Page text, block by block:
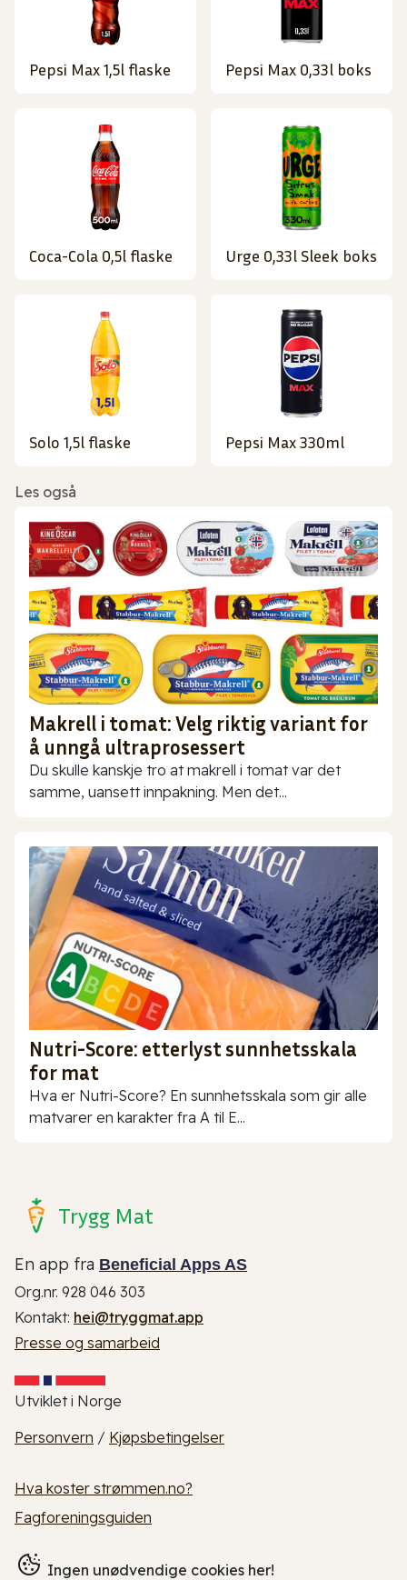
Pepsi Max 1,5l flaske Pepsi Max 0,33l boks
Coca-Cola 0,5l flaske Urge 0,33l Sleek boks
Solo 1,5l flaske Pepsi Max 330ml
Les også
Makrell i tomat: Velg riktig variant for
å unngå ultraprosessert
Du skulle kanskje tro at makrell i tomat var det
samme, uansett innpakning. Men det...
Nutri-Score: etterlyst sunnhetsskala
for mat
Hva er Nutri-Score? En sunnhetsskala som gir alle
matvarer en karakter fra A til E...
Trygg Mat
En app fra Beneficial Apps AS
Org.nr. 928 046 303
Kontakt: hei@tryggmat.app
Presse og samarbeid
Utviklet i Norge
Personvern / Kjøpsbetingelser
Hva koster strømmen.no?
Fagforeningsguiden
Ingen unødvendige cookies her!